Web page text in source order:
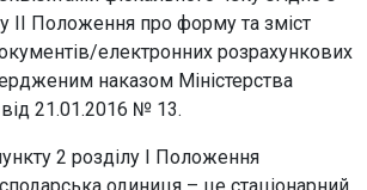
II Положення про форму та зміст
електронних розрахункових
наказом Міністерства
від 21.01.2016 № 13.
2 розділу І Положення